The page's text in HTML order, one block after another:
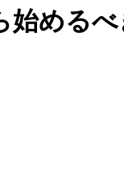
める